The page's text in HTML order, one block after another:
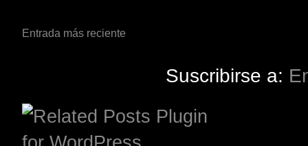
Entrada más reciente
Suscribirse a: